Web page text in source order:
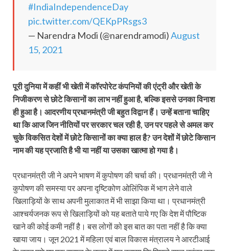
#IndiaIndependenceDay
pic.twitter.com/QEKpPRsgs3
— Narendra Modi (@narendramodi)August
15, 2021
पूरी दुनिया में कहीं भी खेती में कॉरपोरेट कंपनियों की एंट्री और खेती के
निजीकरण से छोटे किसानों का लाभ नहीं हुआ है, बल्कि इससे उनका विनाश
ही हुआ है। आदरणीय प्रधानमंत्री जी बहुत विद्वान हैं। उन्हें बताना चाहिए
था कि आज जिन नीतियों पर सरकार चल रही है, उन पर पहले से अमल कर
चुके विकसित देशों में छोटे किसानों का क्या हाल है? उन देशों में छोटे किसान
नाम की यह प्रजाति है भी या नहीं या उसका खात्मा हो गया है।
प्रधानमंत्री जी ने अपने भाषण में कुपोषण की चर्चा की। प्रधानमंत्री जी ने
कुपोषण की समस्या पर अपना दृष्टिकोण ओलिंपिक में भाग लेने वाले
खिलाड़ियों के साथ अपनी मुलाकात में भी साझा किया था। प्रधानमंत्री
आश्चर्यजनक रूप से खिलाड़ियों को यह बताते पाये गए कि देश में पौष्टिक
खाने की कोई कमी नहीं है। बस लोगों को इस बात का पता नहीं है कि क्या
खाया जाय। जून 2021 में महिला एवं बाल विकास मंत्रालय ने आरटीआई